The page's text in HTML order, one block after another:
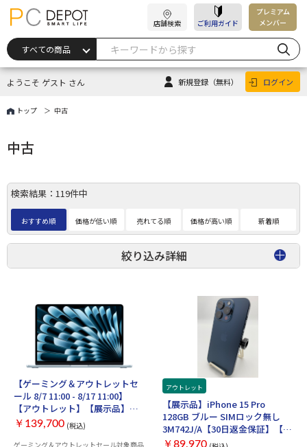
店舗検索 ご利用ガイド
プレミアム
メンバー
ようこそ ゲスト さん 新規登録 （無料） ログイン
トップ 中古
中古
絞り込み詳細
検索結果：119件中
おすすめ順 価格が低い順 売れてる順 価格が高い順 新着順
【ゲーミング＆アウトレットセ
ール 8/7 11:00 - 8/17 11:00】
【アウトレット】【展示品】
Apple MacBook Air M4 13.6イン
チ Liquid Retinaディスプレイ
￥139,700 (税込)
ゲーミング＆アウトレットセール対象商品
アウトレット
【展示品】iPhone 15 Pro
128GB ブルー SIMロック無し
3M742J/A【30日返金保証】【赤
ロム保証付き】
￥89,970